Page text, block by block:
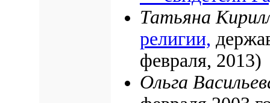
Татьяна
религии,
февраля, 2013)
Ольга